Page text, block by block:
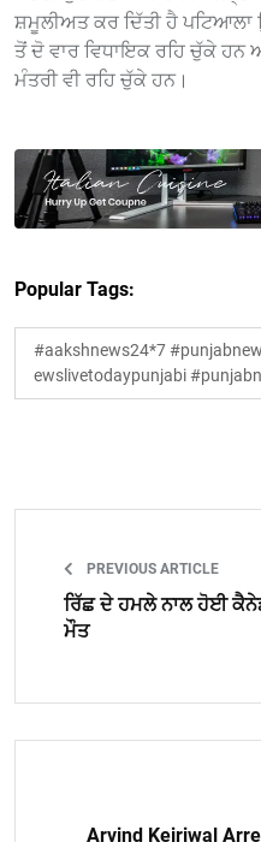
ਸ਼ਮੂਲੀਅਤ ਕਰ ਦਿੱਤੀ ਹੈ ਪਟਿਆਲਾ
ਤੋਂ ਦੋ ਵਾਰ ਵਿਧਾਇਕ ਰਹਿ ਚੁੱਕੇ ਹਨ
ਮੰਤਰੀ ਵੀ ਰਹਿ ਚੁੱਕੇ ਹਨ।
Popular Tags:
#aakshnews24*7
ewslivetodaypunjabi
PREVIOUS ARTICLE
ਰਿੱਛ ਦੇ ਹਮਲੇ ਨਾਲ ਹੋਈ
ਮੌਤ
Arvind Kejriwal